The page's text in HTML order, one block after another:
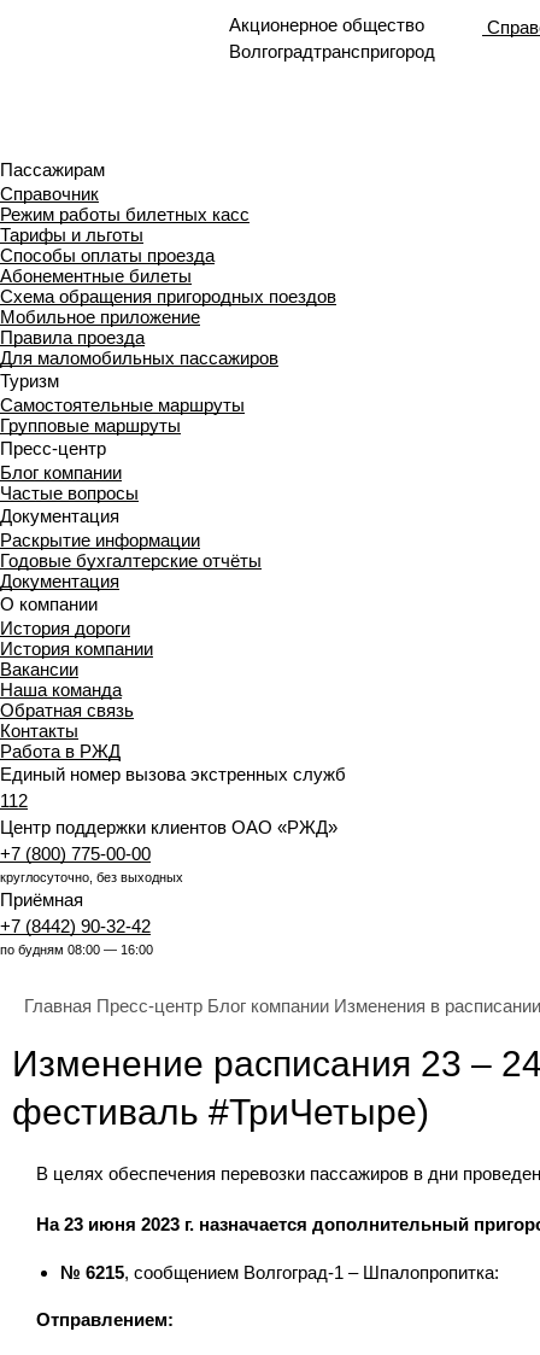
Акционерное общество
Волгоградтранспригород
Пассажирам
Справочник
Режим работы билетных касс
Тарифы и льготы
Способы оплаты проезда
Абонементные билеты
Схема обращения пригородных поездов
Мобильное приложение
Правила проезда
Для маломобильных пассажиров
Туризм
Самостоятельные маршруты
Групповые маршруты
Пресс-центр
Блог компании
Частые вопросы
Документация
Раскрытие информации
Годовые бухгалтерские отчёты
Документация
О компании
История дороги
История компании
Вакансии
Наша команда
Обратная связь
Контакты
Работа в РЖД
Единый номер вызова экстренных служб
112
Центр поддержки клиентов ОАО «РЖД»
+7 (800) 775-00-00
круглосуточно, без выходных
Приёмная
+7 (8442) 90-32-42
по будням 08:00 — 16:00
Главная Пресс-центр Блог компании Изменения в расписании
Изменение расписания 23 –
фестиваль #ТриЧетыре)
В целях обеспечения перевозки пассажиров в дни
На 23 июня 2023 г. назначается дополнительный
№ 6215, сообщением Волгоград-1 – Шпалопропитка:
Отправлением: